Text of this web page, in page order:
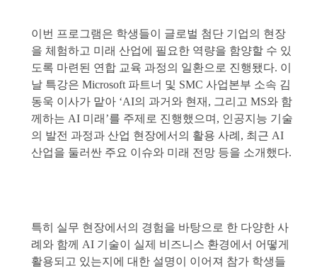
이번 프로그램은 학생들이 글로벌 첨단 기업의 현장
을 체험하고 미래 산업에 필요한 역량을 함양할 수 있
도록 마련된 연합 교육 과정의 일환으로 진행됐다. 이
날 특강은 Microsoft 파트너 및 SMC 사업본부 소속 김
동욱 이사가 맡아 ‘AI의 과거와 현재, 그리고 MS와 함
께하는 AI 미래’를 주제로 진행했으며, 인공지능 기술
의 발전 과정과 산업 현장에서의 활용 사례, 최근 AI
산업을 둘러싼 주요 이슈와 미래 전망 등을 소개했다.
특히 실무 현장에서의 경험을 바탕으로 한 다양한 사
례와 함께 AI 기술이 실제 비즈니스 환경에서 어떻게
활용되고 있는지에 대한 설명이 이어져 참가 학생들